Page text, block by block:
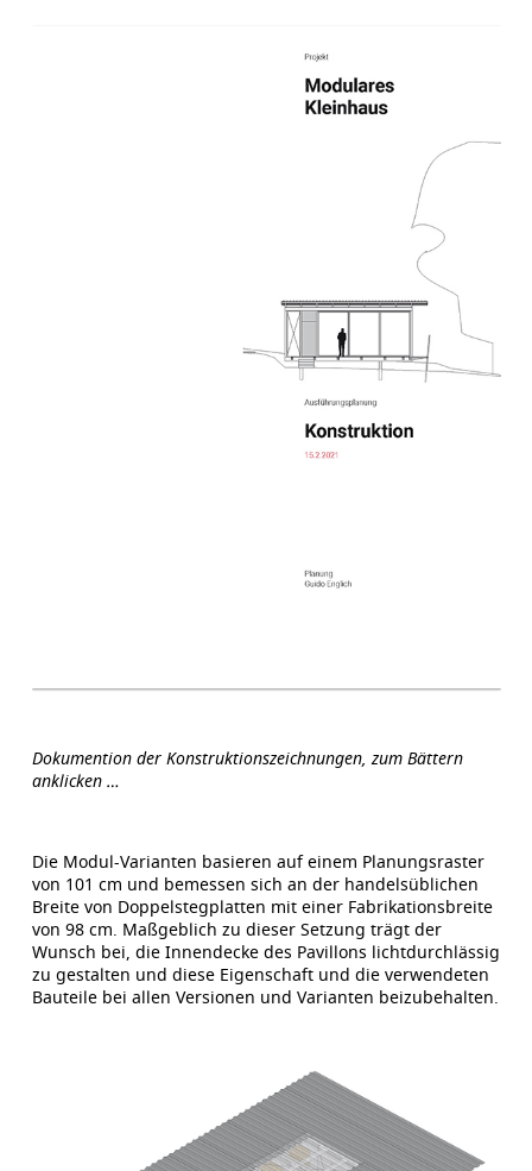
Dokumention der Konstruktionszeichnungen, zum Bättern
anklicken …
Die Modul-Varianten basieren auf einem Planungsraster
von 101 cm und bemessen sich an der handelsüblichen
Breite von Doppelstegplatten mit einer Fabrikationsbreite
von 98 cm. Maßgeblich zu dieser Setzung trägt der
Wunsch bei, die Innendecke des Pavillons lichtdurchlässig
zu gestalten und diese Eigenschaft und die verwendeten
Bauteile bei allen Versionen und Varianten beizubehalten.